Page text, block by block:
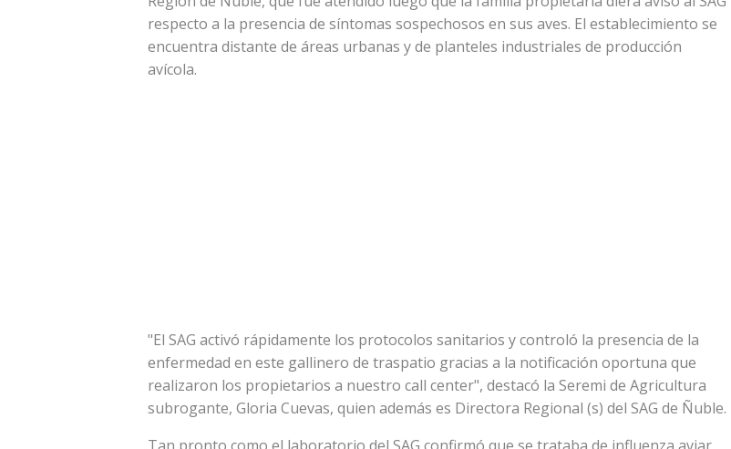
respecto a la presencia de síntomas sospechosos en sus aves. El establecimiento se
encuentra distante de áreas urbanas y de planteles industriales de producción
avícola.
"El SAG activó rápidamente los protocolos sanitarios y controló la presencia de la
enfermedad en este gallinero de traspatio gracias a la notificación oportuna que
realizaron los propietarios a nuestro call center", destacó la Seremi de Agricultura
subrogante, Gloria Cuevas, quien además es Directora Regional (s) del SAG de Ñuble.